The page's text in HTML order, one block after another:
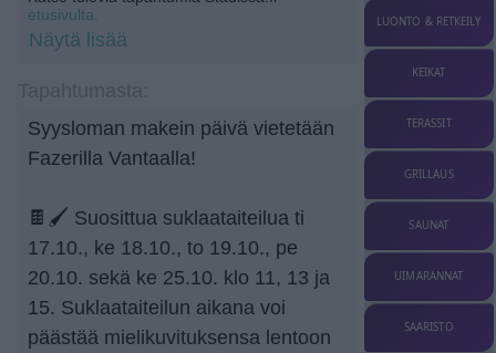
etusivulta.
Näytä lisää
Syysloman makein päivä vietetään
Fazerilla Vantaalla!
🍫🖌️ Suosittua suklaataiteilua ti
17.10., ke 18.10., to 19.10., pe
20.10. sekä ke 25.10. klo 11, 13 ja
15. Suklaataiteilun aikana voi
päästää mielikuvituksensa lentoon
LUONTO & RETKEILY
KEIKAT
TERASSIT
GRILLAUS
SAUNAT
UIMARANNAT
SAARISTO